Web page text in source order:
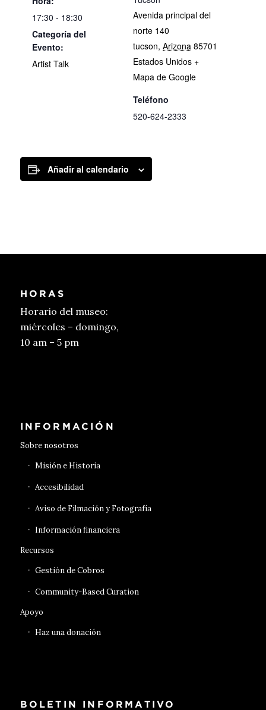
17:30 - 18:30
Categoría del
Evento:
Artist Talk
Avenida principal del
norte 140
tucson, Arizona 85701
Estados Unidos +
Mapa de Google
Teléfono
520-624-2333
Añadir al calendario
HORAS
Horario del museo:
miércoles – domingo,
10 am – 5 pm
INFORMACIÓN
Sobre nosotros
Misión e Historia
Accesibilidad
Aviso de Filmación y Fotografía
Información financiera
Recursos
Gestión de Cobros
Community-Based Curation
Apoyo
Haz una donación
BOLETIN INFORMATIVO